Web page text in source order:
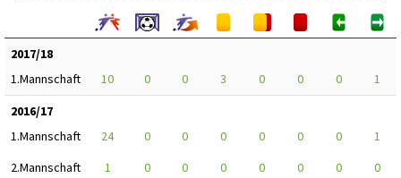
2017/18
1.Mannschaft
10 0 0 3 0 0 0
1
2016/17
1.Mannschaft
24 0 0 0 0 0 0
1
2.Mannschaft
1 0 0 0 0 0 0
0